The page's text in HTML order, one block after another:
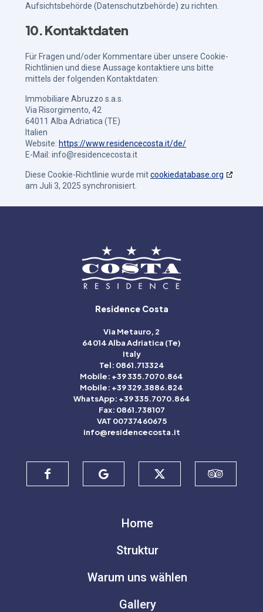
Aufsichtsbehörde (Datenschutzbehörde) zu richten.
10. Kontaktdaten
Für Fragen und/oder Kommentare über unsere Cookie-
Richtlinien und diese Aussage kontaktiere uns bitte
mittels der folgenden Kontaktdaten:
Immobiliare Abruzzo s.a.s.
Via Risorgimento, 42
64011 Alba Adriatica (TE)
Italien
Website: https://www.residencecosta.it/de/
E-Mail: info@residencecosta.it
Diese Cookie-Richtlinie wurde mitcookiedatabase.org
am Juli 3, 2025 synchronisiert.
Residence Costa
Via Metauro, 2
64014 Alba Adriatica (Te)
Italy
Tel: 0861.713324
Mobile: +39 335.7070.864
Mobile: +39 329.3886.824
WhatsApp: +39 335.7070.864
Fax: 0861.738107
VAT 00737460675
info@residencecosta.it
Home
Struktur
Warum uns wählen
Gallery